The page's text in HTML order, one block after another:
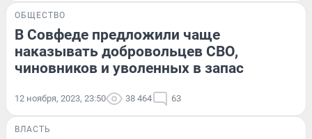
ОБЩЕСТВО
В Совфеде предложили чаще
наказывать добровольцев СВО,
чиновников и уволенных в запас
12 ноября, 2023, 23:50 38 464 63
ВЛАСТЬ